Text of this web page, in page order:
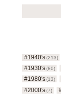
#1940's (213)
#1930's (80)
#1980's (13)
#2000's (7)